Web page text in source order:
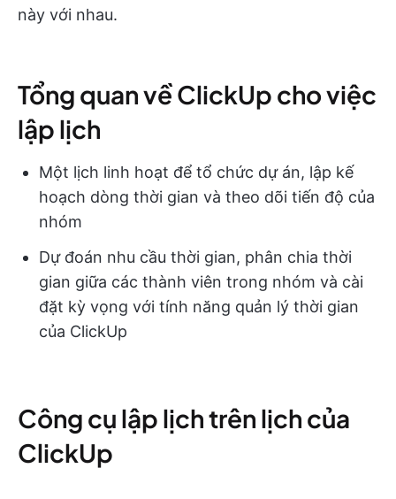
này với nhau.
Tổng quan về ClickUp cho việc
lập lịch
Một lịch linh hoạt để tổ chức dự án, lập kế
hoạch dòng thời gian và theo dõi tiến độ của
nhóm
Dự đoán nhu cầu thời gian, phân chia thời
gian giữa các thành viên trong nhóm và cài
đặt kỳ vọng với tính năng quản lý thời gian
của ClickUp
Công cụ lập lịch trên lịch của
ClickUp